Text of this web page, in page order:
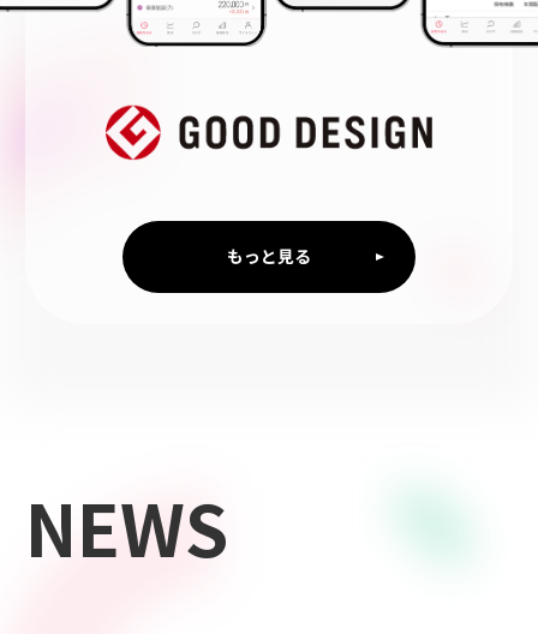
もっと見る
NEWS